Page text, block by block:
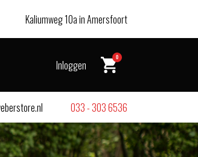
Kaliumweg 10a in Amersfoort
Inloggen
0
033 - 303 6536